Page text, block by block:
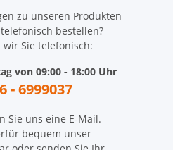
zu unseren Produkten
bestellen?
wir Sie telefonisch:
von 09:00 - 18:00 Uhr
- 6999037
Sie uns eine E-Mail.
bequem unser